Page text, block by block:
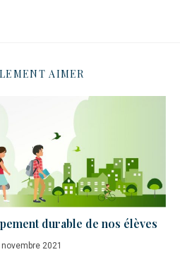
AIMER
durable de nos élèves
novembre 2021